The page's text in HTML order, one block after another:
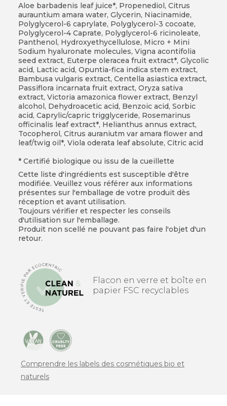
Aloe barbadenis leaf juice*, Propenediol, Citrus
aurauntium amara water, Glycerin, Niacinamide,
Polyglycerol-6 caprylate, Polyglycerol-3 cocoate,
Polyglycerol-4 Caprate, Polyglycerol-6 ricinoleate,
Panthenol, Hydroxyethycellulose, Micro + Mini
Sodium hyaluronate molecules, Vigna acontifolia
seed extract, Euterpe oleracea fruit extract*, Glycolic
acid, Lactic acid, Opuntia-fica indica stem extract,
Bambusa vulgaris extract, Centella asiastica extract,
Passiflora incarnata fruit extract, Oryza sativa
extract, Victoria amazonica flower extract, Benzyl
alcohol, Dehydroacetic acid, Benzoic acid, Sorbic
acid, Caprylic/capric trigglyceride, Rosemarinus
officinalis leaf extract*, Helianthus annus extract,
Tocopherol, Citrus auraniutm var amara flower and
leaf/twig oil*, Viola oderata leaf absolute, Citric acid
* Certifié biologique ou issu de la cueillette
Cette liste d'ingrédients est susceptible d'être
modifiée. Veuillez vous référer aux informations
présentes sur l'emballage de votre produit dès
réception et avant utilisation.
Toujours vérifier et respecter les conseils
d'utilisation sur l'emballage.
Produit non scellé ne pouvant pas faire l'objet d'un
retour.
Flacon en verre et boîte en
papier FSC recyclables
Comprendre les labels des cosmétiques bio et
naturels